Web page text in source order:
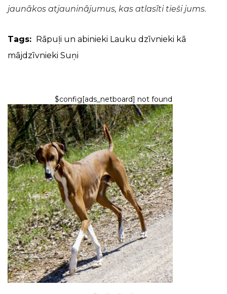
jaunākos atjauninājumus, kas atlasīti tieši jums.
Tags: Rāpuļi un abinieki Lauku dzīvnieki kā
mājdzīvnieki Suņi
$config[ads_netboard] not found
SUŅI
Piecas labākās suņu šķirnes no
Āfrikas
9,2026